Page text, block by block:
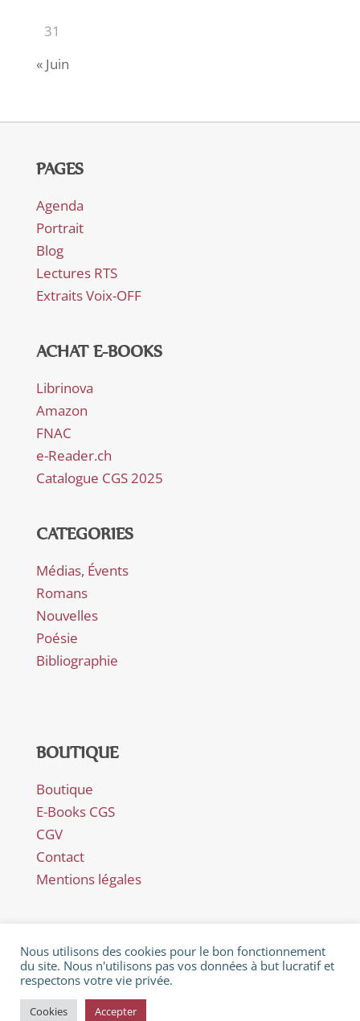
31
« Juin
PAGES
Agenda
Portrait
Blog
Lectures RTS
Extraits Voix-OFF
ACHAT E-BOOKS
Librinova
Amazon
FNAC
e-Reader.ch
Catalogue CGS 2025
CATEGORIES
Médias, Évents
Romans
Nouvelles
Poésie
Bibliographie
BOUTIQUE
Boutique
E-Books CGS
CGV
Contact
Mentions légales
© Février 2018 - Catherine Gaillard-Sarron - Rue Es Perreyres
28 - CH-1436 Chamblon - Littérature - Poèmes - Nouvelles -
Nous utilisons des cookies pour le bon fonctionnement
du site. Nous n'utilisons pas vos données à but lucratif et
respectons votre vie privée.
Cookies Accepter